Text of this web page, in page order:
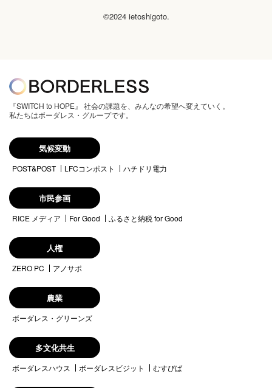
©2024 ietoshigoto.
『SWITCH to HOPE』 社会の課題を、みんなの希望へ変えていく。
私たちはボーダレス・グループです。
気候変動
POST&POST LFCコンポスト ハチドリ電力
市民参画
RICE メディア For Good ふるさと納税 for Good
人権
ZERO PC アノサポ
農業
ボーダレス・グリーンズ
多文化共生
ボーダレスハウス ボーダレスビジット むすびば